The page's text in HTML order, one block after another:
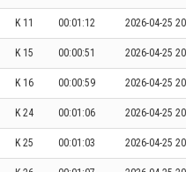
K 11 00:01:12 2026-04-25
K 15 00:00:51 2026-04-25
K 16 00:00:59 2026-04-25
K 24 00:01:06 2026-04-25
K 25 00:01:03 2026-04-25